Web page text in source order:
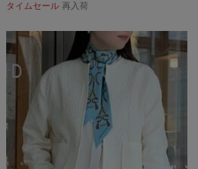
タイムセール再入荷